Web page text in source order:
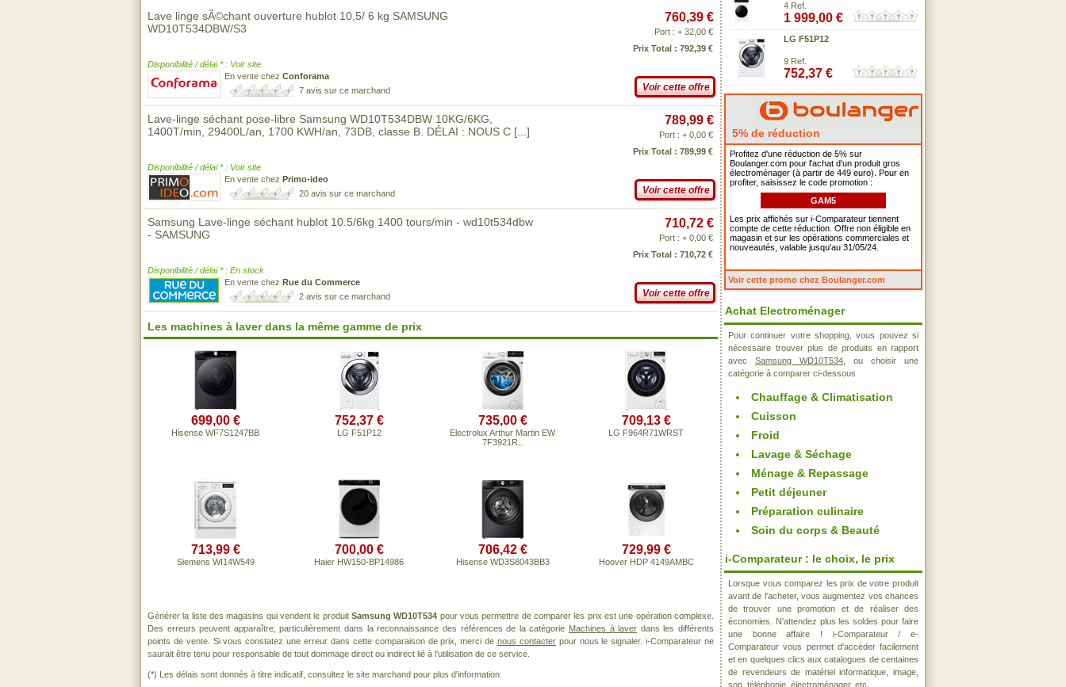
Lave linge sÃ©chant ouverture hublot 10,5/ 6 kg SAMSUNG
WD10T534DBW/S3
Disponibilité / délai * : Voir site
En vente chez Conforama
7 avis sur ce marchand
760,39 €
Port : + 32,00 €
Prix Total : 792,39 €
Voir cette offre
Lave-linge séchant pose-libre Samsung WD10T534DBW 10KG/6KG,
1400T/min, 29400L/an, 1700 KWH/an, 73DB, classe B. DÉLAI : NOUS C [...]
Disponibilité / délai * : Voir site
En vente chez Primo-ideo
20 avis sur ce marchand
789,99 €
Port : + 0,00 €
Prix Total : 789,99 €
Voir cette offre
Samsung Lave-linge séchant hublot 10.5/6kg 1400 tours/min - wd10t534dbw
- SAMSUNG
Disponibilité / délai * : En stock
En vente chez Rue du Commerce
2 avis sur ce marchand
710,72 €
Port : + 0,00 €
Prix Total : 710,72 €
Voir cette offre
Les machines à laver dans la même gamme de prix
699,00 €
Hisense WF7S1247BB
752,37 €
LG F51P12
735,00 €
Electrolux Arthur Martin EW
7F3921R..
709,13 €
LG F964R71WRST
713,99 €
Siemens WI14W549
700,00 €
Haier HW150-BP14986
706,42 €
Hisense WD3S8043BB3
729,99 €
Hoover HDP 4149AMBC
Générer la liste des magasins qui vendent le produit Samsung WD10T534 pour vous permettre de comparer les prix est une opération complexe.
Des erreurs peuvent apparaître, particulièrement dans la reconnaissance des références de la catégorie Machines à laver dans les différents
points de vente. Si vous constatez une erreur dans cette comparaison de prix, merci de nous contacterpour nous le signaler. i-Comparateur ne
saurait être tenu pour responsable de tout dommage direct ou indirect lié à l'utilisation de ce service.
(*) Les délais sont donnés à titre indicatif, consultez le site marchand pour plus d'information.
4 Ref.
1 999,00 €
LG F51P12
9 Ref.
752,37 €
5% de réduction
Profitez d'une réduction de 5% sur
Boulanger.com pour l'achat d'un produit gros
électroménager (à partir de 449 euro). Pour en
profiter, saisissez le code promotion :
GAM5
Les prix affichés sur i-Comparateur tiennent
compte de cette réduction. Offre non éligible en
magasin et sur les opérations commerciales et
nouveautés, valable jusqu'au 31/05/24.
Voir cette promo chez Boulanger.com
Achat Electroménager
Pour continuer votre shopping, vous pouvez si
nécessaire trouver plus de produits en rapport
avec Samsung WD10T534 , ou choisir une
catégorie à comparer ci-dessous
Chauffage & Climatisation
Cuisson
Froid
Lavage & Séchage
Ménage & Repassage
Petit déjeuner
Préparation culinaire
Soin du corps & Beauté
i-Comparateur : le choix, le prix
Lorsque vous comparez les prix de votre produit
avant de l'acheter, vous augmentez vos chances
de trouver une promotion et de réaliser des
économies. N'attendez plus les soldes pour faire
une bonne affaire ! i-Comparateur / e-
Comparateur vous permet d'accéder facilement
et en quelques clics aux catalogues de centaines
de revendeurs de matériel informatique, image,
son, téléphonie, électroménager, etc..